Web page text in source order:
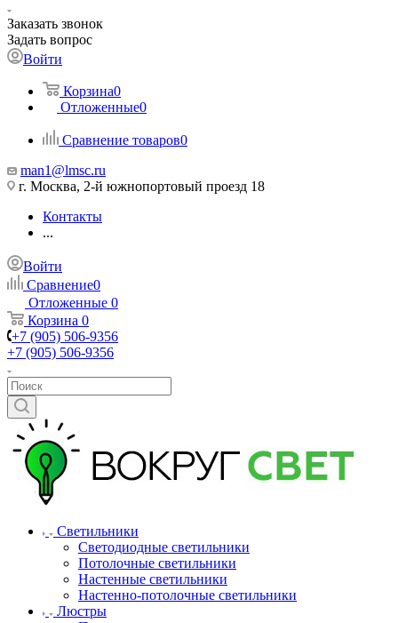
Заказать звонок
Задать вопрос
Войти
Корзина0
Отложенные0
Сравнение товаров0
man1@lmsc.ru
г. Москва, 2-й южнопортовый проезд 18
Контакты
...
Войти
Сравнение0
Отложенные 0
Корзина 0
+7 (905) 506-9356
+7 (905) 506-9356
Светильники
Светодиодные светильники
Потолочные светильники
Настенные светильники
Настенно-потолочные светильники
Люстры